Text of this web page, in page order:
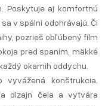
Poskytuje aj komfortnú
v spálni odohrávajú. Či
pozrieš obľúbený film
pred spaním, mäkké
okamih oddychu.
konštrukcia.
dizajn čela a vytvára